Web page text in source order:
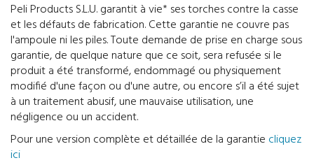
Peli Products S.L.U. garantit à vie* ses torches contre la casse
et les défauts de fabrication. Cette garantie ne couvre pas
l'ampoule ni les piles. Toute demande de prise en charge sous
garantie, de quelque nature que ce soit, sera refusée si le
produit a été transformé, endommagé ou physiquement
modifié d'une façon ou d'une autre, ou encore s’il a été sujet
à un traitement abusif, une mauvaise utilisation, une
négligence ou un accident.
Pour une version complète et détaillée de la garantie cliquez
ici